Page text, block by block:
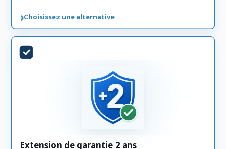
›Choisissez une alternative
Extension de garantie 2 ans